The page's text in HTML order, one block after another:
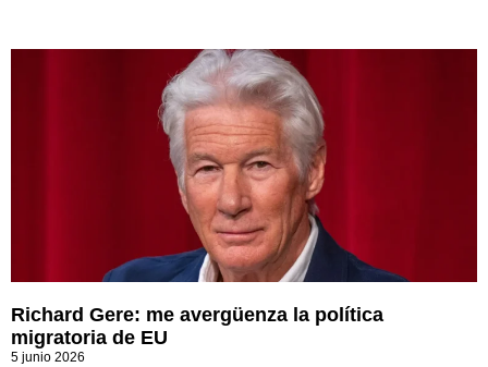
Richard Gere: me avergüenza la política
migratoria de EU
5 junio 2026